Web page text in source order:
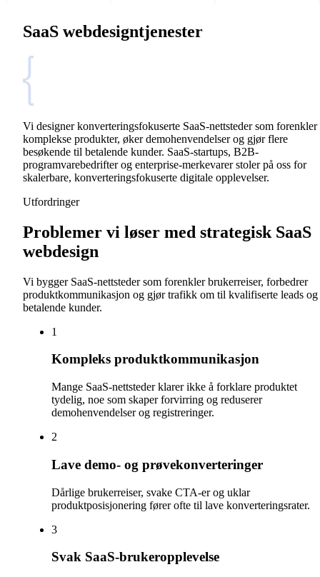
SaaS webdesigntjenester
Vi designer konverteringsfokuserte SaaS-nettsteder som forenkler
komplekse produkter, øker demohenvendelser og gjør flere
besøkende til betalende kunder. SaaS-startups, B2B-
programvarebedrifter og enterprise-merkevarer stoler på oss for
skalerbare, konverteringsfokuserte digitale opplevelser.
Utfordringer
Problemer vi løser med strategisk SaaS
webdesign
Vi bygger SaaS-nettsteder som forenkler brukerreiser, forbedrer
produktkommunikasjon og gjør trafikk om til kvalifiserte leads og
betalende kunder.
1
Kompleks produktkommunikasjon
Mange SaaS-nettsteder klarer ikke å forklare produktet
tydelig, noe som skaper forvirring og reduserer
demohenvendelser og registreringer.
2
Lave demo- og prøvekonverteringer
Dårlige brukerreiser, svake CTA-er og uklar
produktposisjonering fører ofte til lave konverteringsrater.
3
Svak SaaS-brukeropplevelse